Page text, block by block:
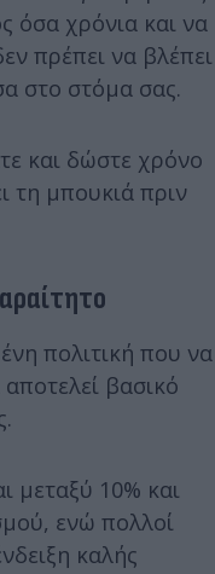
όσα χρόνια και να
πρέπει να βλέπει
στο στόμα σας.
και δώστε χρόνο
τη μπουκιά πριν
πολιτική που να
βασικό
μεταξύ 10% και
ενώ πολλοί
καλής